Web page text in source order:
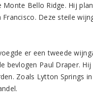
Bello Ridge. Hij
Deze steile
er een tweede
bevlogen Paul Draper.
Zoals Lytton Springs